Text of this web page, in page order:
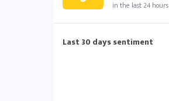
in the last 24 hours
Last 30 days sentiment